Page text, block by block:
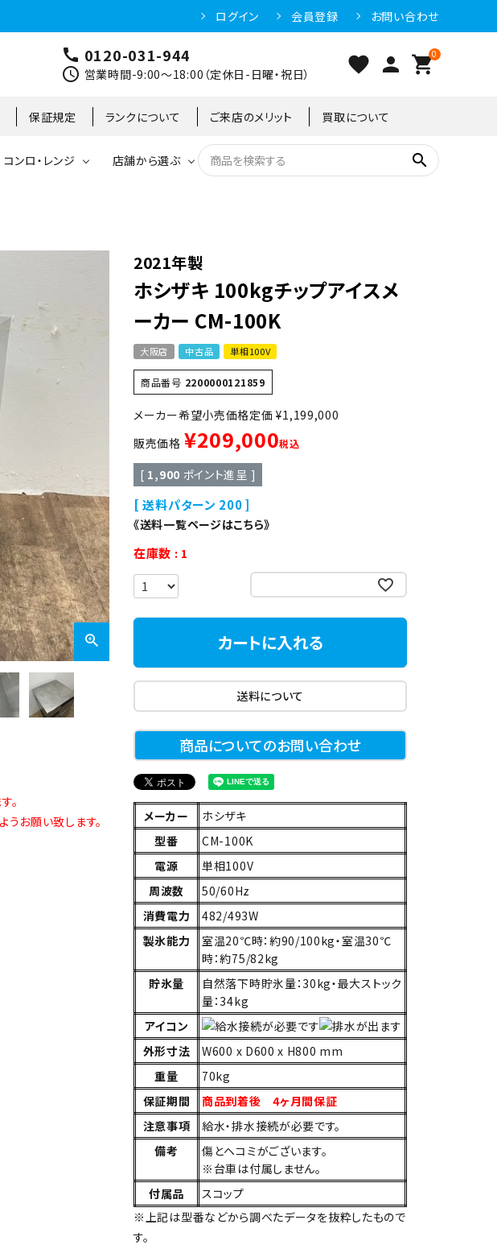
ログイン 会員登録 お問い合わせ
call 0120-031-944
schedule 営業時間-9:00～18:00（定休日-日曜・祝日） favorite person 0
shopping_cart
保証規定 ランクについて ご来店のメリット 買取について
冷凍ストッカー
フライヤー ゆで麺機
製菓・製パン機器
板金物・シンク・調理台 店舗用家具
95kg
ビッグアイス・その他異形
コンロ・レンジ 店舗から選ぶ search
。
お願い致します。
2021年製
ホシザキ 100kgチップアイスメ
ーカー CM-100K
大阪店 中古品 単相100V
商品番号 2200000121859
定価 ¥1,199,000
販売価格 ¥209,000税込
[ 1,900 ポイント進呈 ]
送料パターン 200
《送料一覧ページはこちら》
在庫数
1
カートに入れる
送料について
商品についてのお問い合わせ
メーカー
ホシザキ
型番
CM-100K
電源
単相100V
周波数
50/60Hz
消費電力
482/493W
製氷能力
室温20℃時：約90/100kg・室温30℃
時：約75/82kg
貯氷量
自然落下時貯氷量：30kg・最大ストック
量：34kg
アイコン
外形寸法
W600 x D600 x H800 mm
重量
70kg
保証期間
商品到着後 4ヶ月間保証
注意事項
給水・排水接続が必要です。
備考
傷とヘコミがございます。
※台車は付属しません。
付属品
スコップ
※上記は型番などから調べたデータを抜粋したもので
す。